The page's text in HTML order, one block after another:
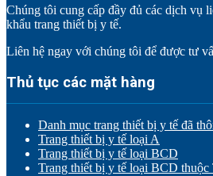
Chúng tôi cung cấp đầy đủ các dịch vụ
khẩu trang thiết bị y tế.
Liên hệ ngay với chúng tôi để được tư
Thủ tục các mặt hàng
Danh mục trang thiết bị y tế đã
Trang thiết bị y tế loại A
Trang thiết bị y tế loại BCD
Trang thiết bị y tế loại BCD thuộc